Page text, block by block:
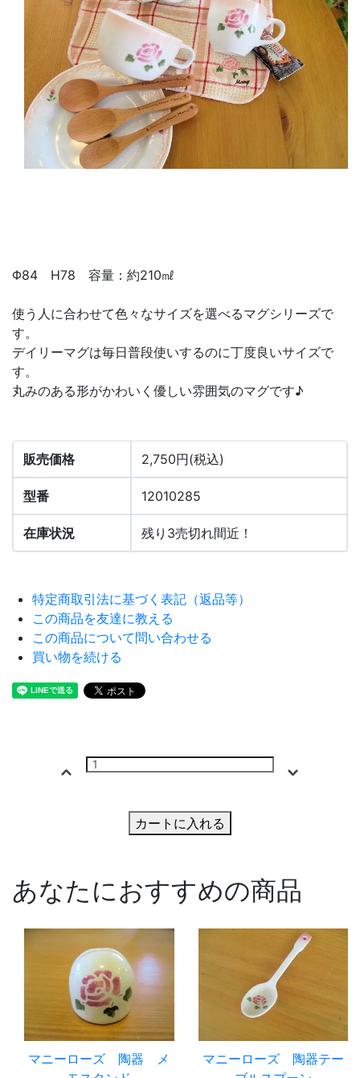
Φ84 H78 容量：約210㎖
使う人に合わせて色々なサイズを選べるマグシリーズで
す。
デイリーマグは毎日普段使いするのに丁度良いサイズで
す。
丸みのある形がかわいく優しい雰囲気のマグです♪
販売価格 2,750円(税込)
型番 12010285
在庫状況 残り3売切れ間近！
特定商取引法に基づく表記（返品等）
この商品を友達に教える
この商品について問い合わせる
買い物を続ける
カートに入れる
あなたにおすすめの商品
マニーローズ 陶器 メ
マニーローズ 陶器テー